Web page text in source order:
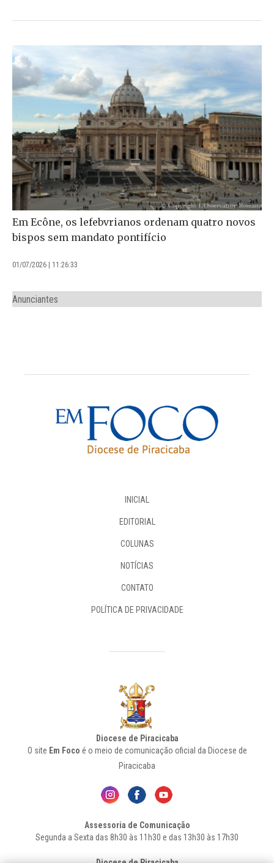
Em Ecône, os lefebvrianos ordenam quatro novos
bispos sem mandato pontifício
01/07/2026 | 11:26:33
Anunciantes
INICIAL
EDITORIAL
COLUNAS
NOTÍCIAS
CONTATO
POLÍTICA DE PRIVACIDADE
Diocese de Piracicaba
O site Em Foco é o meio de comunicação oficial da Diocese de
Piracicaba
Assessoria de Comunicação
Segunda a Sexta das 8h30 às 11h30 e das 13h30 às 17h30